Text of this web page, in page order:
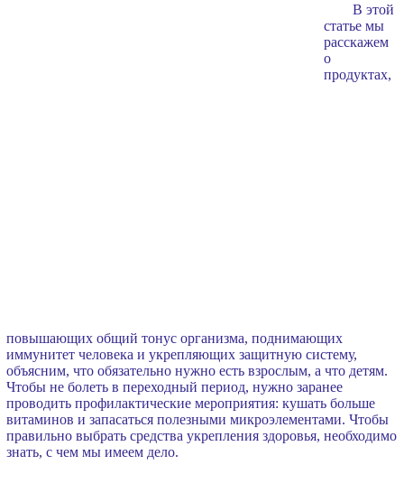
В этой
статье мы
расскажем
о
продуктах,
повышающих общий тонус организма, поднимающих
иммунитет человека и укрепляющих защитную систему,
объясним, что обязательно нужно есть взрослым, а что детям.
Чтобы не болеть в переходный период, нужно заранее
проводить профилактические мероприятия: кушать больше
витаминов и запасаться полезными микроэлементами. Чтобы
правильно выбрать средства укрепления здоровья, необходимо
знать, с чем мы имеем дело.